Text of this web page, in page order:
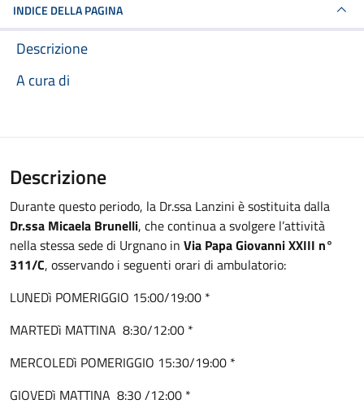
INDICE DELLA PAGINA
Descrizione
A cura di
Descrizione
Durante questo periodo, la Dr.ssa Lanzini è sostituita dalla
Dr.ssa Micaela Brunelli, che continua a svolgere l’attività
nella stessa sede di Urgnano in Via Papa Giovanni XXIII n°
311/C, osservando i seguenti orari di ambulatorio:
LUNEDì POMERIGGIO 15:00/19:00 *
MARTEDì MATTINA 8:30/12:00 *
MERCOLEDì POMERIGGIO 15:30/19:00 *
GIOVEDì MATTINA 8:30 /12:00 *